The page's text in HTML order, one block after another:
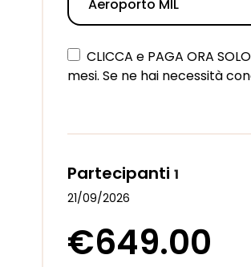
CLICCA e PAGA ORA
mesi. Se ne hai necessità
Partecipanti 1
21/09/2026
€649.00